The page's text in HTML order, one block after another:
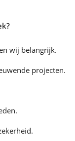
wij belangrijk.
projecten.